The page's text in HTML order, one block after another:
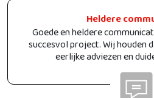
Heldere
Goede en heldere
succesvol project. Wij houden
eerlijke adviezen en